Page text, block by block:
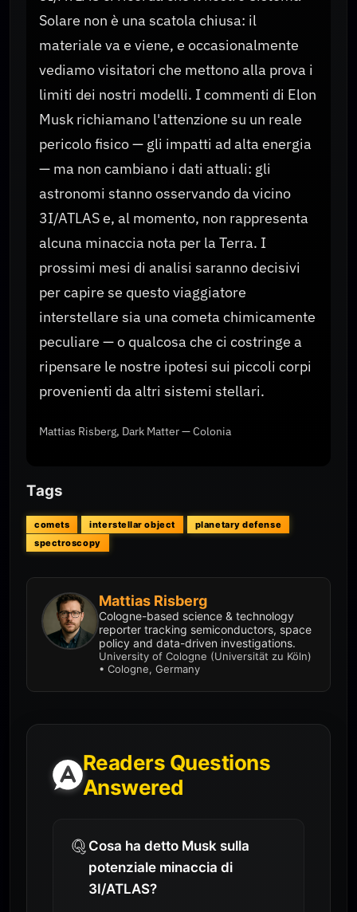
Solare non è una scatola chiusa: il
materiale va e viene, e occasionalmente
vediamo visitatori che mettono alla prova i
limiti dei nostri modelli. I commenti di Elon
Musk richiamano l'attenzione su un reale
pericolo fisico — gli impatti ad alta energia
— ma non cambiano i dati attuali: gli
astronomi stanno osservando da vicino
3I/ATLAS e, al momento, non rappresenta
alcuna minaccia nota per la Terra. I
prossimi mesi di analisi saranno decisivi
per capire se questo viaggiatore
interstellare sia una cometa chimicamente
peculiare — o qualcosa che ci costringe a
ripensare le nostre ipotesi sui piccoli corpi
provenienti da altri sistemi stellari.
Mattias Risberg, Dark Matter — Colonia
Tags
comets interstellar object
planetary defense
spectroscopy
Mattias Risberg
Cologne-based science & technology
reporter tracking semiconductors, space
policy and data-driven investigations.
University of Cologne (Universität zu Köln)
• Cologne, Germany
Readers Questions
Answered
Cosa ha detto Musk sulla
potenziale minaccia di
3I/ATLAS?